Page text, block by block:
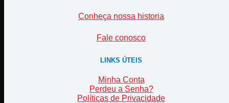
Conheça nossa historia
Fale conosco
LINKS ÚTEIS
Minha Conta
Perdeu a Senha?
Políticas de Privacidade